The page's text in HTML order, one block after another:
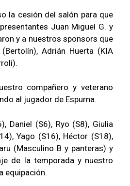
la cesión del salón para que
Juan Miguel G. y
y a nuestros sponsors que
Adrián Huerta (KIA
compañero y veterano
al jugador de Espurna.
Daniel (S6), Ryo (S8), Giulia
Yago (S16), Héctor (S18),
(Masculino B y panteras) y
de la temporada y nuestro
equipación.